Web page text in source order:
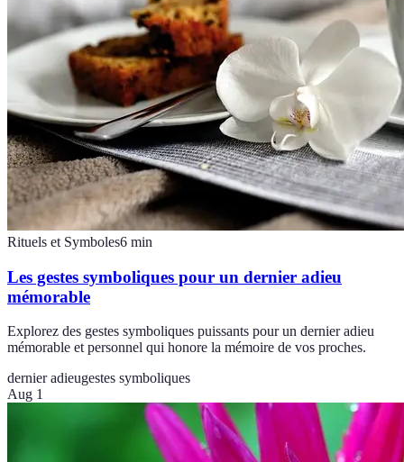
Rituels et Symboles6 min
Les gestes symboliques pour un dernier adieu
mémorable
Explorez des gestes symboliques puissants pour un dernier adieu
mémorable et personnel qui honore la mémoire de vos proches.
dernier adieugestes symboliques
Aug 1